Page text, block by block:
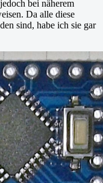
bei näherem
Da alle diese
sind, habe ich sie gar